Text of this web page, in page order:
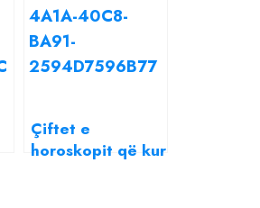
Çiftet e
horoskopit që kur